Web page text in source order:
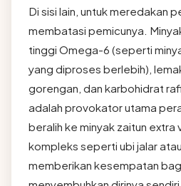
Di sisi lain, untuk meredakan
membatasi pemicunya.
tinggi Omega-6 (seperti
yang diproses berlebih),
gorengan, dan karbohidrat
adalah provokator utama
beralih ke minyak zaitun extra
kompleks seperti ubi jalar
memberikan kesempatan